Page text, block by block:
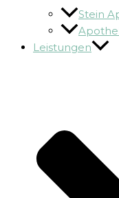
Stein
Leistungen